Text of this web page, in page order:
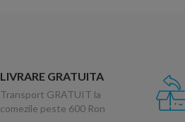
LIVRARE GRATUITA
Transport GRATUIT la
comezile peste 600 Ron